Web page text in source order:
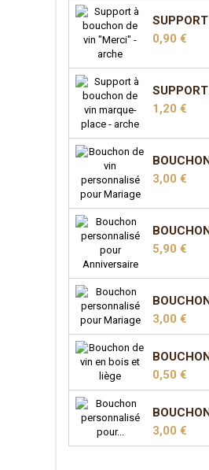
Prix
0,90 €
Prix
1,20 €
Prix
3,00 €
Prix
5,90 €
Prix
3,00 €
Prix
0,50 €
Prix
3,00 €